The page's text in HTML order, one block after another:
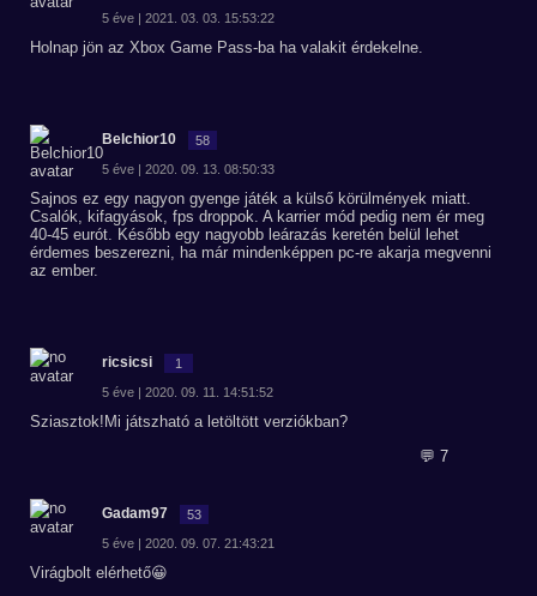
5 éve | 2021. 03. 03. 15:53:22
Holnap jön az Xbox Game Pass-ba ha valakit érdekelne.
Belchior10 58
5 éve | 2020. 09. 13. 08:50:33
Sajnos ez egy nagyon gyenge játék a külső körülmények miatt.
Csalók, kifagyások, fps droppok. A karrier mód pedig nem ér meg
40-45 eurót. Később egy nagyobb leárazás keretén belül lehet
érdemes beszerezni, ha már mindenképpen pc-re akarja megvenni
az ember.
ricsicsi 1
5 éve | 2020. 09. 11. 14:51:52
Sziasztok!Mi játszható a letöltött verziókban?
💬 7
Gadam97 53
5 éve | 2020. 09. 07. 21:43:21
Virágbolt elérhető😀